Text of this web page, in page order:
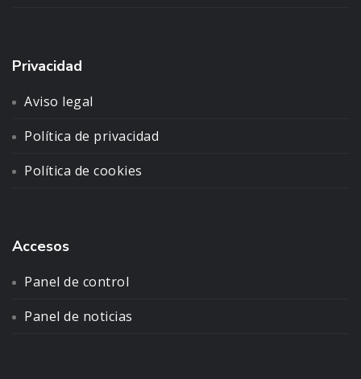
Privacidad
Aviso legal
Política de privacidad
Política de cookies
Accesos
Panel de control
Panel de noticias